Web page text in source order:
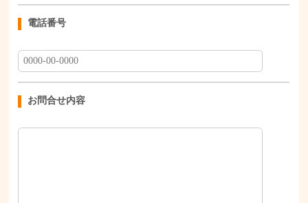
電話番号
お問合せ内容